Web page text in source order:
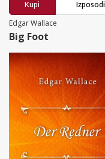
Kupi
Izposodi
Edgar Wallace
Big Foot